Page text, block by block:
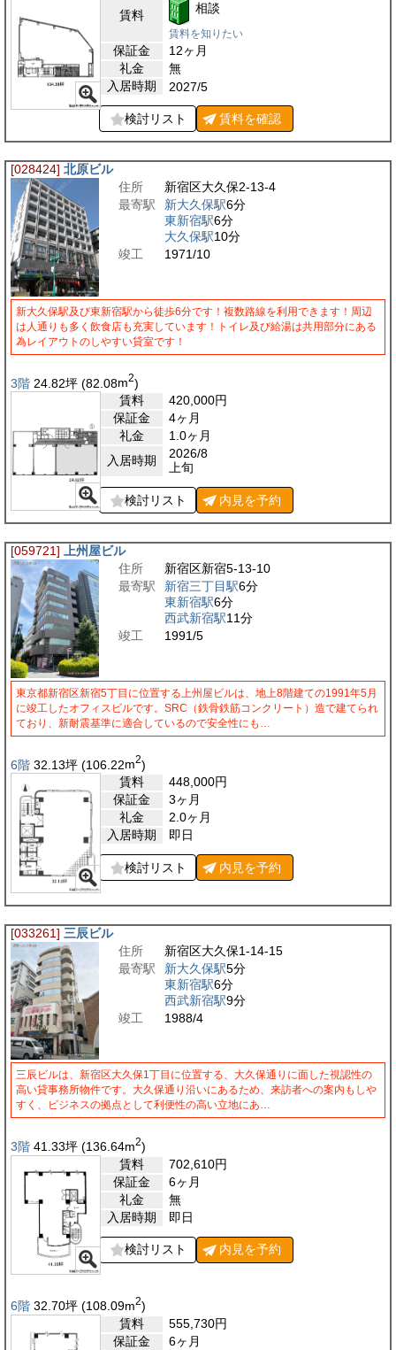
賃料 相談
賃料を知りたい
保証金
12ヶ月
礼金
無
入居時期
2027/5
検討リスト 賃料を確認
[028424] 北原ビル
住所
新宿区大久保2-13-4
最寄駅
新大久保駅6分
東新宿駅6分
大久保駅10分
竣工
1971/10
新大久保駅及び東新宿駅から徒歩6分です！複数路線を利用できます！周辺
は人通りも多く飲食店も充実しています！トイレ及び給湯は共用部分にある
為レイアウトのしやすい貸室です！
3階 24.82坪 (82.08m2)
賃料
420,000円
保証金
4ヶ月
礼金
1.0ヶ月
入居時期
2026/8
上旬
検討リスト 内見を予約
[059721] 上州屋ビル
住所
新宿区新宿5-13-10
最寄駅
新宿三丁目駅6分
東新宿駅6分
西武新宿駅11分
竣工
1991/5
東京都新宿区新宿5丁目に位置する上州屋ビルは、地上8階建ての1991年5月
に竣工したオフィスビルです。SRC（鉄骨鉄筋コンクリート）造で建てられ
ており、新耐震基準に適合しているので安全性にも…
6階 32.13坪 (106.22m2)
賃料
448,000円
保証金
3ヶ月
礼金
2.0ヶ月
入居時期
即日
検討リスト 内見を予約
[033261] 三辰ビル
住所
新宿区大久保1-14-15
最寄駅
新大久保駅5分
東新宿駅6分
西武新宿駅9分
竣工
1988/4
三辰ビルは、新宿区大久保1丁目に位置する、大久保通りに面した視認性の
高い貸事務所物件です。大久保通り沿いにあるため、来訪者への案内もしや
すく、ビジネスの拠点として利便性の高い立地にあ…
3階 41.33坪 (136.64m2)
賃料
702,610円
保証金
6ヶ月
礼金
無
入居時期
即日
検討リスト 内見を予約
6階 32.70坪 (108.09m2)
賃料
555,730円
保証金
6ヶ月